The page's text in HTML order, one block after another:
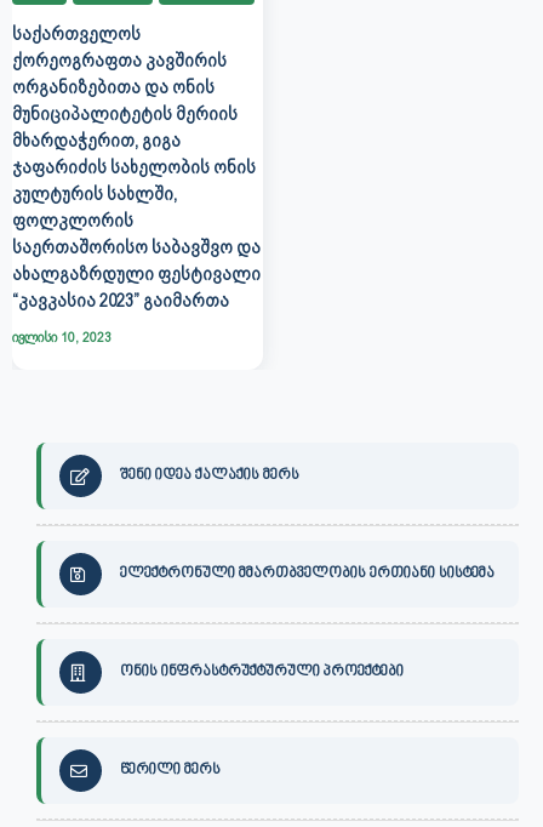
ᲡᲐᲥᲐᲠᲗᲕᲔᲚᲝᲡ
ᲥᲝᲠᲔᲝᲒᲠᲐᲤᲗᲐ ᲙᲐᲕᲨᲘᲠᲘᲡ
ᲝᲠᲒᲐᲜᲘᲖᲔᲑᲘᲗᲐ ᲓᲐ ᲝᲜᲘᲡ
ᲛᲣᲜᲘᲪᲘᲞᲐᲚᲘᲢᲔᲢᲘᲡ ᲛᲔᲠᲘᲘᲡ
ᲛᲮᲐᲠᲓᲐᲭᲔᲠᲘᲗ, ᲒᲘᲒᲐ
ᲯᲐᲤᲐᲠᲘᲫᲘᲡ ᲡᲐᲮᲔᲚᲝᲑᲘᲡ ᲝᲜᲘᲡ
ᲙᲣᲚᲢᲣᲠᲘᲡ ᲡᲐᲮᲚᲨᲘ,
ᲤᲝᲚᲙᲚᲝᲠᲘᲡ
ᲡᲐᲔᲠᲗᲐᲨᲝᲠᲘᲡᲝ ᲡᲐᲑᲐᲕᲨᲕᲝ ᲓᲐ
ᲐᲮᲐᲚᲒᲐᲖᲠᲓᲣᲚᲘ ᲤᲔᲡᲢᲘᲕᲐᲚᲘ
“ᲙᲐᲕᲙᲐᲡᲘᲐ 2023” ᲒᲐᲘᲛᲐᲠᲗᲐ
ივლისი 10, 2023
შენი იდეა ქალაქის მერს
ელექტრონული მმართბველობის ერთიანი სისტემა
ონის ინფრასტრუქტურული პროექტები
წერილი მერს